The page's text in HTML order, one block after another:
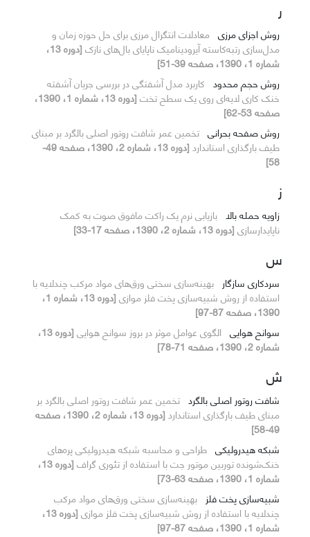
ر
روش اجزای مرزی معادلات انتگرال مرزی برای حل حوزه زمان و
مدل‌سازی رتبه‌کاسته آیرودینامیک ناپایای بال‌های نازک
[دوره 13،
شماره 1، 1390، صفحه 39-51]
روش حجم محدود کاربرد مدل آشفتگی در بررسی جریان آشفته
خنک کاری لایه‌ای روی یک سطح تخت
[دوره 13، شماره 1، 1390،
صفحه 53-62]
روش صفحه بحرانی تخمین عمر شافت روتور اصلی بالگرد بر مبنای
طیف بارگذاری استاندارد
[دوره 13، شماره 2، 1390، صفحه 49-
58]
ز
زاویه حمله بالا بازیابی نرم یک راکت مافوق صوت به کمک
ناپایدارسازی [دوره 13، شماره 2، 1390، صفحه 17-33]
س
سردکاری سازگار بهینه‌سازی سختی ورق‌های مواد مرکب چندلایه با
استفاده از روش شبیه‌سازی پخت فلز موازی
[دوره 13، شماره 1،
1390، صفحه 87-97]
سوانح هوایی الگوی عوامل موثر در بروز سوانح هوایی
[دوره 13،
شماره 2، 1390، صفحه 71-78]
ش
شافت روتور اصلی بالگرد تخمین عمر شافت روتور اصلی بالگرد بر
مبنای طیف بارگذاری استاندارد
[دوره 13، شماره 2، 1390، صفحه
49-58]
شبکه هیدرولیکی طراحی و محاسبه شبکه هیدرولیکی پره‌های
خنک‌شونده توربین موتور جت با استفاده از تئوری گراف
[دوره 13،
شماره 1، 1390، صفحه 63-73]
شبیه‌سازی پخت فلز بهینه‌سازی سختی ورق‌های مواد مرکب
چندلایه با استفاده از روش شبیه‌سازی پخت فلز موازی
[دوره 13،
شماره 1، 1390، صفحه 87-97]